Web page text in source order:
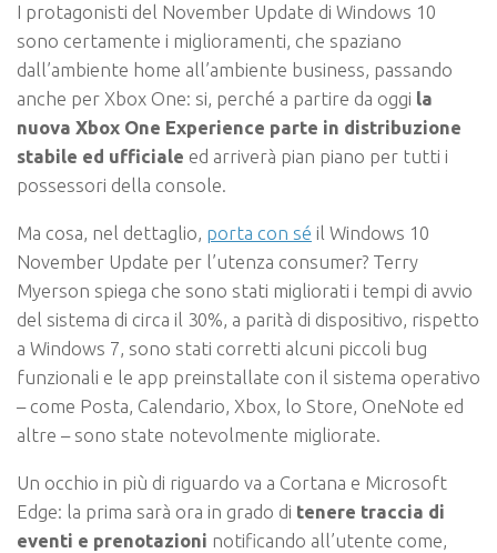
I protagonisti del November Update di Windows 10
sono certamente i miglioramenti, che spaziano
dall’ambiente home all’ambiente business, passando
anche per Xbox One: si, perché a partire da oggi la
nuova Xbox One Experience parte in distribuzione
stabile ed ufficiale ed arriverà pian piano per tutti i
possessori della console.
Ma cosa, nel dettaglio, porta con sé il Windows 10
November Update per l’utenza consumer? Terry
Myerson spiega che sono stati migliorati i tempi di avvio
del sistema di circa il 30%, a parità di dispositivo, rispetto
a Windows 7, sono stati corretti alcuni piccoli bug
funzionali e le app preinstallate con il sistema operativo
– come Posta, Calendario, Xbox, lo Store, OneNote ed
altre – sono state notevolmente migliorate.
Un occhio in più di riguardo va a Cortana e Microsoft
Edge: la prima sarà ora in grado di tenere traccia di
eventi e prenotazioni notificando all’utente come,